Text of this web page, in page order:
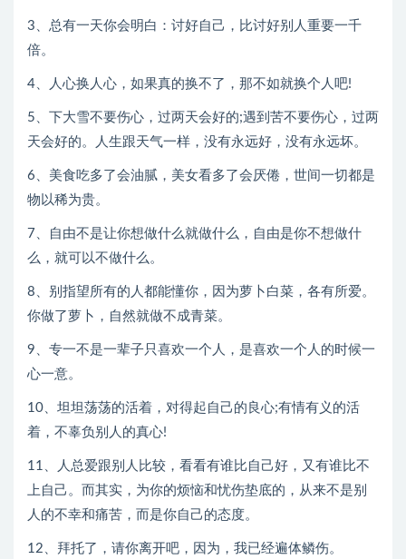
3、总有一天你会明白：讨好自己，比讨好别人重要一千
倍。
4、人心换人心，如果真的换不了，那不如就换个人吧!
5、下大雪不要伤心，过两天会好的;遇到苦不要伤心，过两
天会好的。人生跟天气一样，没有永远好，没有永远坏。
6、美食吃多了会油腻，美女看多了会厌倦，世间一切都是
物以稀为贵。
7、自由不是让你想做什么就做什么，自由是你不想做什
么，就可以不做什么。
8、别指望所有的人都能懂你，因为萝卜白菜，各有所爱。
你做了萝卜，自然就做不成青菜。
9、专一不是一辈子只喜欢一个人，是喜欢一个人的时候一
心一意。
10、坦坦荡荡的活着，对得起自己的良心;有情有义的活
着，不辜负别人的真心!
11、人总爱跟别人比较，看看有谁比自己好，又有谁比不
上自己。而其实，为你的烦恼和忧伤垫底的，从来不是别
人的不幸和痛苦，而是你自己的态度。
12、拜托了，请你离开吧，因为，我已经遍体鳞伤。